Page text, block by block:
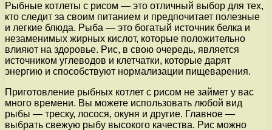
Рыбные котлеты с рисом — это отличный выбор для тех,
кто следит за своим питанием и предпочитает полезные
и легкие блюда. Рыба — это богатый источник белка и
незаменимых жирных кислот, которые положительно
влияют на здоровье. Рис, в свою очередь, является
источником углеводов и клетчатки, которые дарят
энергию и способствуют нормализации пищеварения.
Приготовление рыбных котлет с рисом не займет у вас
много времени. Вы можете использовать любой вид
рыбы — треску, лосося, окуня и другие. Главное —
выбрать свежую рыбу высокого качества. Рис можно